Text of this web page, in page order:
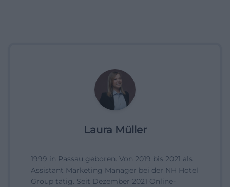
Laura Müller
1999 in Passau geboren. Von 2019 bis 2021 als
Assistant Marketing Manager bei der NH Hotel
Group tätig. Seit Dezember 2021 Online-